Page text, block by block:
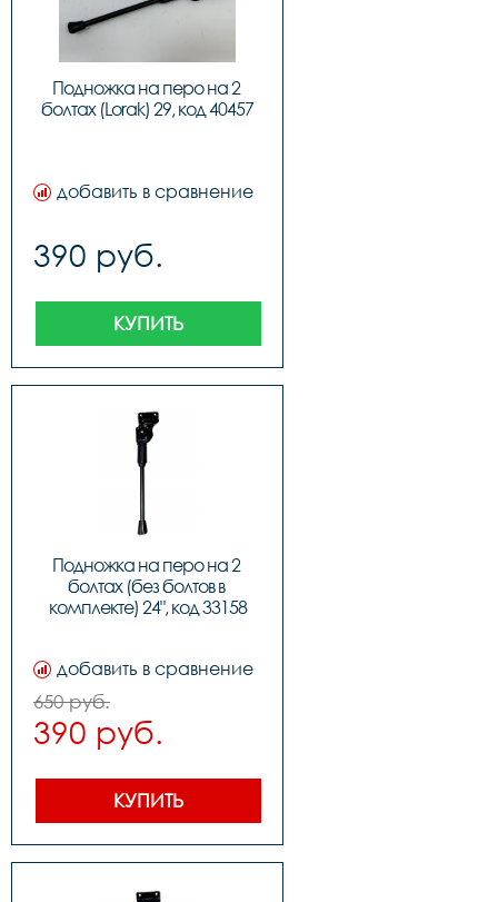
Подножка на перо на 2
болтах (Lorak) 29, код 40457
добавить в сравнение
390 руб.
КУПИТЬ
Подножка на перо на 2
болтах (без болтов в
комплекте) 24", код 33158
добавить в сравнение
650 руб.
390 руб.
КУПИТЬ